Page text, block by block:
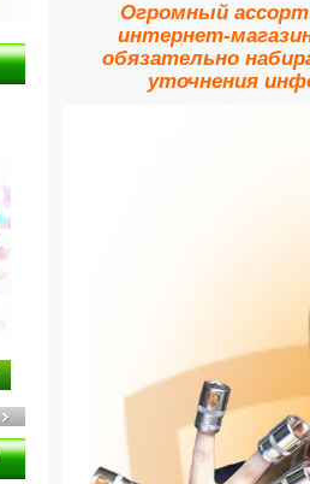
Огромный
интернет-
обязательно
уточнения